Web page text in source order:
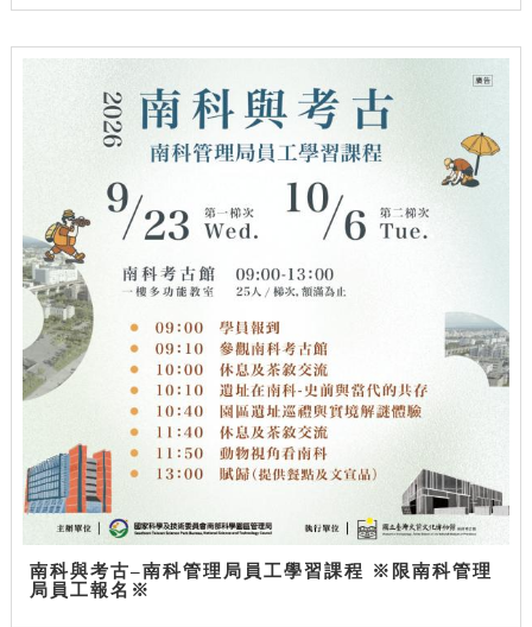
南科與考古–南科管理局員工學習課程 ※限南科管理
局員工報名※